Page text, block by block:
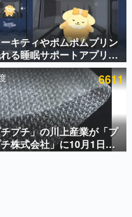
に製作時のエピソードをお
ム）とは何か？を探ってい
『赫本』は、〈試験問題〉
です。
を担う若きクリエイター達
熱を探っていきます。
キティやポムポムプリン
る睡眠サポートアプリ
たび』が配信中。キャラ
ASMRや目覚ましアラー
載
6611
チプチ」の川上産業が「プ
株式会社」に10月1日よ
変更へ。創業58年で初め